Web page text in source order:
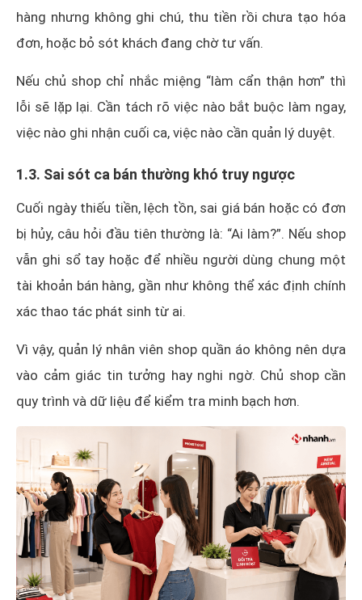
hàng nhưng không ghi chú, thu tiền rồi chưa tạo hóa
đơn, hoặc bỏ sót khách đang chờ tư vấn.
Nếu chủ shop chỉ nhắc miệng “làm cẩn thận hơn” thì
lỗi sẽ lặp lại. Cần tách rõ việc nào bắt buộc làm ngay,
việc nào ghi nhận cuối ca, việc nào cần quản lý duyệt.
1.3. Sai sót ca bán thường khó truy ngược
Cuối ngày thiếu tiền, lệch tồn, sai giá bán hoặc có đơn
bị hủy, câu hỏi đầu tiên thường là: “Ai làm?”. Nếu shop
vẫn ghi sổ tay hoặc để nhiều người dùng chung một
tài khoản bán hàng, gần như không thể xác định chính
xác thao tác phát sinh từ ai.
Vì vậy, quản lý nhân viên shop quần áo không nên dựa
vào cảm giác tin tưởng hay nghi ngờ. Chủ shop cần
quy trình và dữ liệu để kiểm tra minh bạch hơn.